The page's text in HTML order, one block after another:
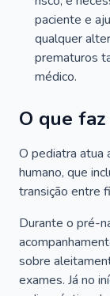
paciente e
qualquer
prematuros
médico.
O que
O pediatra atua
humano, que
transição entre
Durante o pré-
sobre
exames. Já no